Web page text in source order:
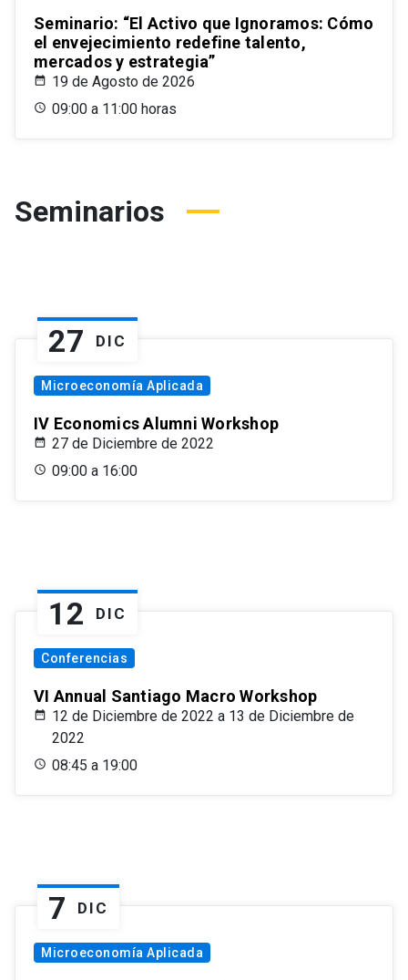
Seminario: “El Activo que Ignoramos: Cómo
el envejecimiento redefine talento,
mercados y estrategia”
19 de Agosto de 2026
09:00 a 11:00 horas
Seminarios
27 DIC
Microeconomía Aplicada
IV Economics Alumni Workshop
27 de Diciembre de 2022
09:00 a 16:00
12 DIC
Conferencias
VI Annual Santiago Macro Workshop
12 de Diciembre de 2022 a 13 de Diciembre de
2022
08:45 a 19:00
7 DIC
Microeconomía Aplicada